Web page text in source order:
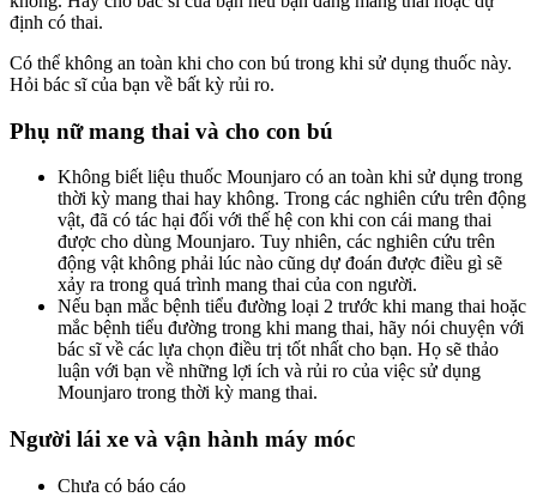
định có thai.
Có thể không an toàn khi cho con bú trong khi sử dụng thuốc này.
Hỏi bác sĩ của bạn về bất kỳ rủi ro.
Phụ nữ mang thai và cho con bú
Không biết liệu thuốc Mounjaro có an toàn khi sử dụng trong
thời kỳ mang thai hay không. Trong các nghiên cứu trên động
vật, đã có tác hại đối với thế hệ con khi con cái mang thai
được cho dùng Mounjaro. Tuy nhiên, các nghiên cứu trên
động vật không phải lúc nào cũng dự đoán được điều gì sẽ
xảy ra trong quá trình mang thai của con người.
Nếu bạn mắc bệnh tiểu đường loại 2 trước khi mang thai hoặc
mắc bệnh tiểu đường trong khi mang thai, hãy nói chuyện với
bác sĩ về các lựa chọn điều trị tốt nhất cho bạn. Họ sẽ thảo
luận với bạn về những lợi ích và rủi ro của việc sử dụng
Mounjaro trong thời kỳ mang thai.
Người lái xe và vận hành máy móc
Chưa có báo cáo